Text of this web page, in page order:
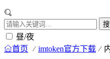
昼/夜
首页 imtoken官方下载